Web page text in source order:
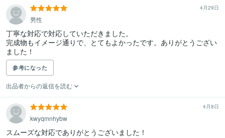
4月29日
男性
丁寧な対応で対応していただきました。
完成物もイメージ通りで、とてもよかったです。ありがとうござい
ました！
参考になった
出品者からの返信を読む
4月8日
kwyqmnhybw
スムーズな対応でありがとうございました！